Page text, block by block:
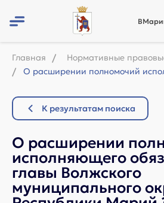
Главная
Нормативные
К результатам поиска
О расширении
исполняющего
главы Волжского
муниципального